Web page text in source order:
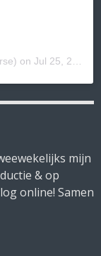
on Jul 25, 2019 at 6:58am PDT
mijn
& op
online! Samen